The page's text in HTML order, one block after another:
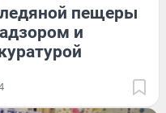
пещеры
и